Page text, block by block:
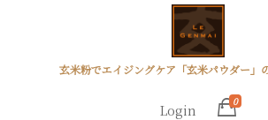
玄米粉でエイジングケア「玄米パウダー
Login
0